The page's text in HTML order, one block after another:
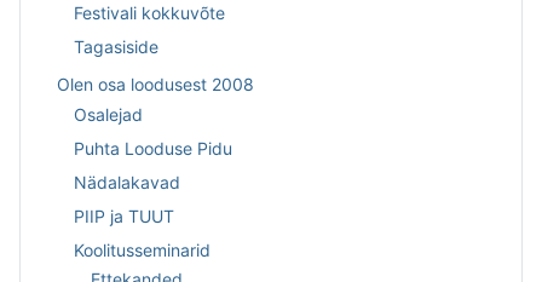
Festivali kokkuvõte
Tagasiside
Olen osa loodusest 2008
Osalejad
Puhta Looduse Pidu
Nädalakavad
PIIP ja TUUT
Koolitusseminarid